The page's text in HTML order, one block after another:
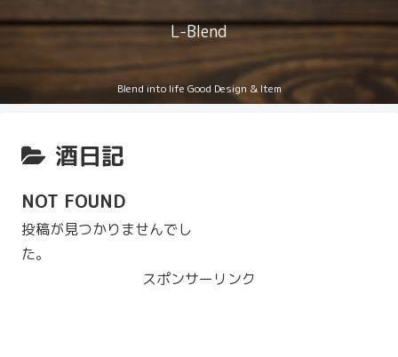
L-Blend
Blend into life Good Design & Item
酒日記
NOT FOUND
投稿が見つかりませんでし
た。
スポンサーリンク